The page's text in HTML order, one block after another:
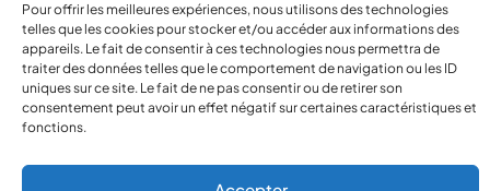
Pour offrir les meilleures expériences, nous utilisons des technologies
telles que les cookies pour stocker et/ou accéder aux informations des
appareils. Le fait de consentir à ces technologies nous permettra de
traiter des données telles que le comportement de navigation ou les ID
uniques sur ce site. Le fait de ne pas consentir ou de retirer son
consentement peut avoir un effet négatif sur certaines caractéristiques et
fonctions.
contact@pirlove.com
Copyright 2024 © Pirlove. Tous droits réservés